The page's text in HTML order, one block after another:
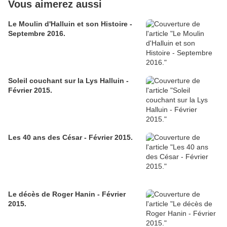
Vous aimerez aussi
Le Moulin d'Halluin et son Histoire -
Septembre 2016.
Soleil couchant sur la Lys Halluin -
Février 2015.
Les 40 ans des César - Février 2015.
Le décès de Roger Hanin - Février
2015.